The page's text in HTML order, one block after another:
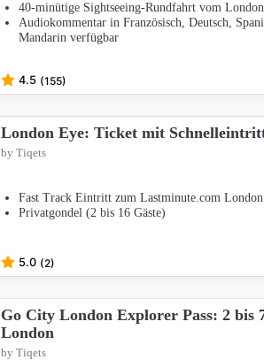
40-minütige Sightseeing-Rundfahrt vom
Audiokommentar in Französisch, Deutsch,
Mandarin verfügbar
4.5 (155)
London Eye: Ticket mit
by Tiqets
Fast Track Eintritt zum Lastminute.com
Privatgondel (2 bis 16 Gäste)
5.0 (2)
Go City London Explorer Pass: 2
London
by Tiqets